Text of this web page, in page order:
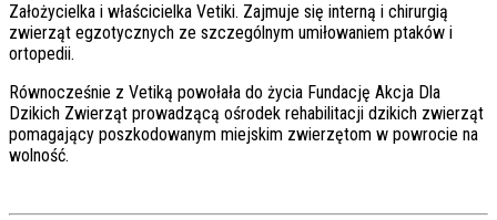
Założycielka i właścicielka Vetiki. Zajmuje się interną i chirurgią
zwierząt egzotycznych ze szczególnym umiłowaniem ptaków i
ortopedii.
Równocześnie z Vetiką powołała do życia Fundację Akcja Dla
Dzikich Zwierząt prowadzącą ośrodek rehabilitacji dzikich zwierząt
pomagający poszkodowanym miejskim zwierzętom w powrocie na
wolność.